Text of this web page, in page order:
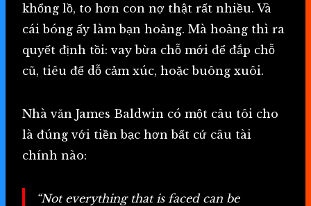
khổng lồ, to hơn con nợ thật rất nhiều. Và
cái bóng ấy làm bạn hoảng. Mà hoảng thì ra
quyết định tồi: vay bừa chỗ mới để đắp chỗ
cũ, tiêu để dỗ cảm xúc, hoặc buông xuôi.
Nhà văn James Baldwin có một câu tôi cho
là đúng với tiền bạc hơn bất cứ câu tài
chính nào:
“Not everything that is faced can be